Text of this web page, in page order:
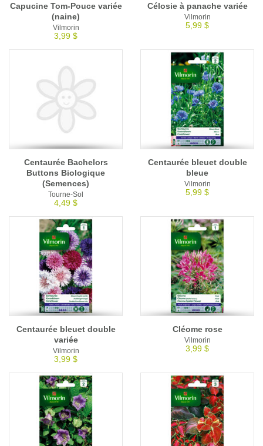
Capucine Tom-Pouce variée
(naine)
Vilmorin
3,99 $
Célosie à panache variée
Vilmorin
5,99 $
Centaurée Bachelors
Buttons Biologique
(Semences)
Tourne-Sol
4,49 $
Centaurée bleuet double
bleue
Vilmorin
5,99 $
Centaurée bleuet double
variée
Vilmorin
3,99 $
Cléome rose
Vilmorin
3,99 $